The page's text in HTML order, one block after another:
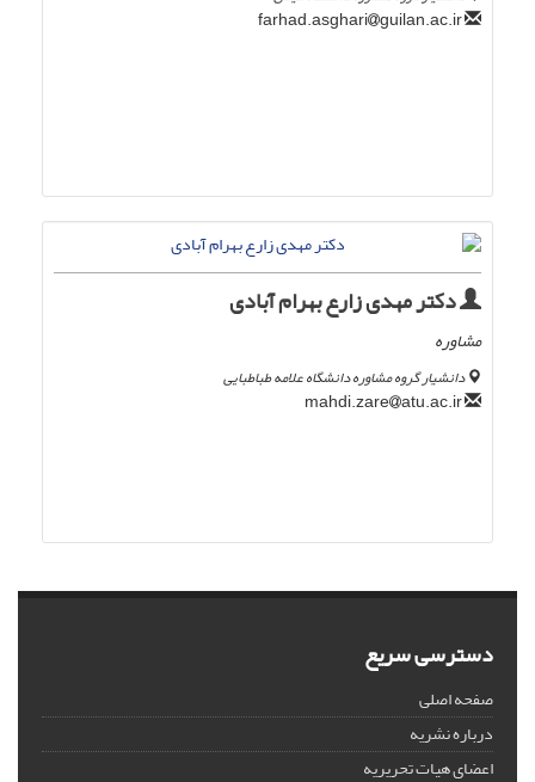
guilan.ac.ir
دکتر مهدی زارع بهرام آبادی
مشاوره
دانشیار گروه مشاوره دانشگاه علامه طباطبایی
atu.ac.ir
دسترسی سریع
صفحه اصلی
درباره نشریه
اعضای هیات تحریریه